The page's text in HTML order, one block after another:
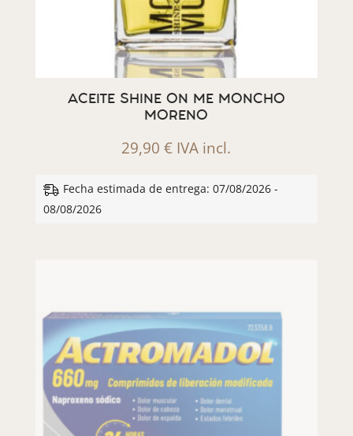
ACEITE SHINE ON ME MONCHO
MORENO
29,90€ IVA incl.
Fecha estimada de entrega: 07/08/2026 -
08/08/2026